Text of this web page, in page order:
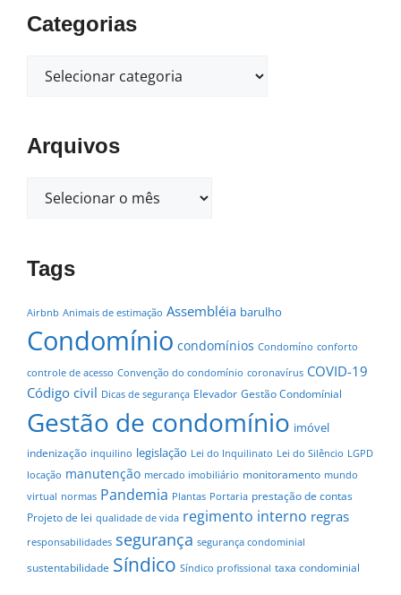
Categorias
Arquivos
Tags
Airbnb Animais de estimação Assembléia barulho
Condomínio condomínios Condomíno conforto
controle de acesso Convenção do condomínio coronavírus COVID-19
Código civil Dicas de segurança Elevador Gestão Condomínial
Gestão de condomínio imóvel
indenização inquilino legislação Lei do Inquilinato Lei do Silêncio LGPD
locação manutenção mercado imobiliário monitoramento mundo
virtual normas Pandemia Plantas Portaria prestação de contas
Projeto de lei qualidade de vida regimento interno regras
responsabilidades segurança segurança condominial
sustentabilidade Síndico Síndico profissional taxa condominial